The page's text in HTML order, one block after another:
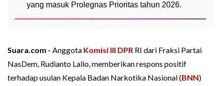
yang masuk Prolegnas Prioritas tahun 2026.
Suara.com - Anggota Komisi III DPR RI dari Fraksi Partai
NasDem, Rudianto Lallo, memberikan respons positif
terhadap usulan Kepala Badan Narkotika Nasional (BNN)